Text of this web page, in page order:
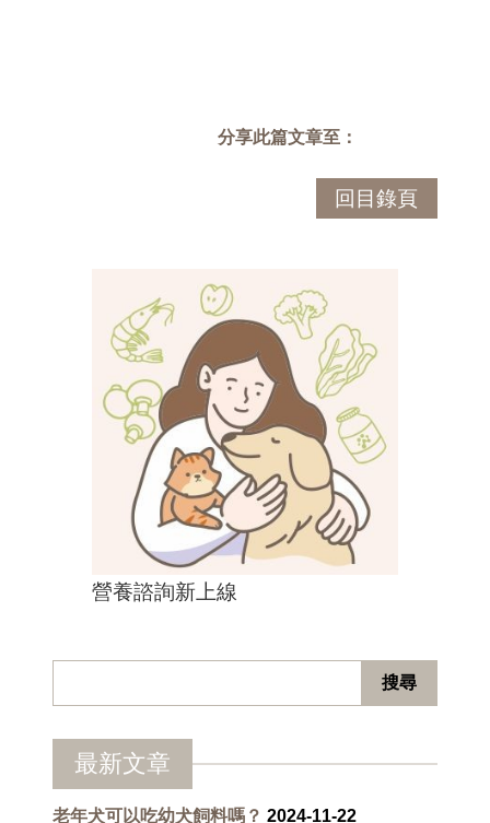
分享此篇文章至：
回目錄頁
營養諮詢新上線
最新文章
老年犬可以吃幼犬飼料嗎？ 2024-11-22